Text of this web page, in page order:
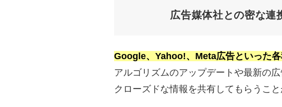
広告媒体社との密な連
Google、Yahoo!、Meta広告といった
アルゴリズムのアップデートや最新の
クローズドな情報を共有してもらうこと